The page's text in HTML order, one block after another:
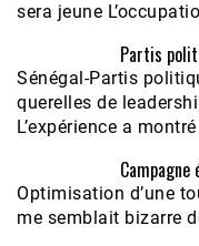
sera jeune
Partis
Sénégal-Partis
querelles de
L’expérience a
Optimisation d’une
me semblait bizarre